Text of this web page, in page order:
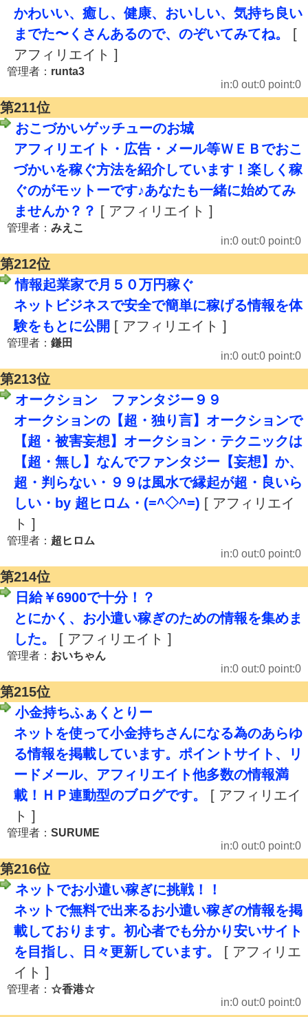
かわいい、癒し、健康、おいしい、気持ち良い
までた〜くさんあるので、のぞいてみてね。
[
アフィリエイト ]
管理者： runta3
in:0 out:0 point:0
第211位
おこづかいゲッチューのお城
アフィリエイト・広告・メール等ＷＥＢでおこ
づかいを稼ぐ方法を紹介しています！楽しく稼
ぐのがモットーです♪あなたも一緒に始めてみ
ませんか？？ [ アフィリエイト ]
管理者： みえこ
in:0 out:0 point:0
第212位
情報起業家で月５０万円稼ぐ
ネットビジネスで安全で簡単に稼げる情報を体
験をもとに公開 [ アフィリエイト ]
管理者： 鎌田
in:0 out:0 point:0
第213位
オークション ファンタジー９９
オークションの【超・独り言】オークションで
【超・被害妄想】オークション・テクニックは
【超・無し】なんでファンタジー【妄想】か、
超・判らない・９９は風水で縁起が超・良いら
しい・by 超ヒロム・(=^◇^=) [ アフィリエイ
ト ]
管理者： 超ヒロム
in:0 out:0 point:0
第214位
日給￥6900で十分！？
とにかく、お小遣い稼ぎのための情報を集めま
した。
[ アフィリエイト ]
管理者： おいちゃん
in:0 out:0 point:0
第215位
小金持ちふぁくとりー
ネットを使って小金持ちさんになる為のあらゆ
る情報を掲載しています。ポイントサイト、リ
ードメール、アフィリエイト他多数の情報満
載！ＨＰ連動型のブログです。
[ アフィリエイ
ト ]
管理者： SURUME
in:0 out:0 point:0
第216位
ネットでお小遣い稼ぎに挑戦！！
ネットで無料で出来るお小遣い稼ぎの情報を掲
載しております。初心者でも分かり安いサイト
を目指し、日々更新しています。
[ アフィリエ
イト ]
管理者： ☆香港☆
in:0 out:0 point:0